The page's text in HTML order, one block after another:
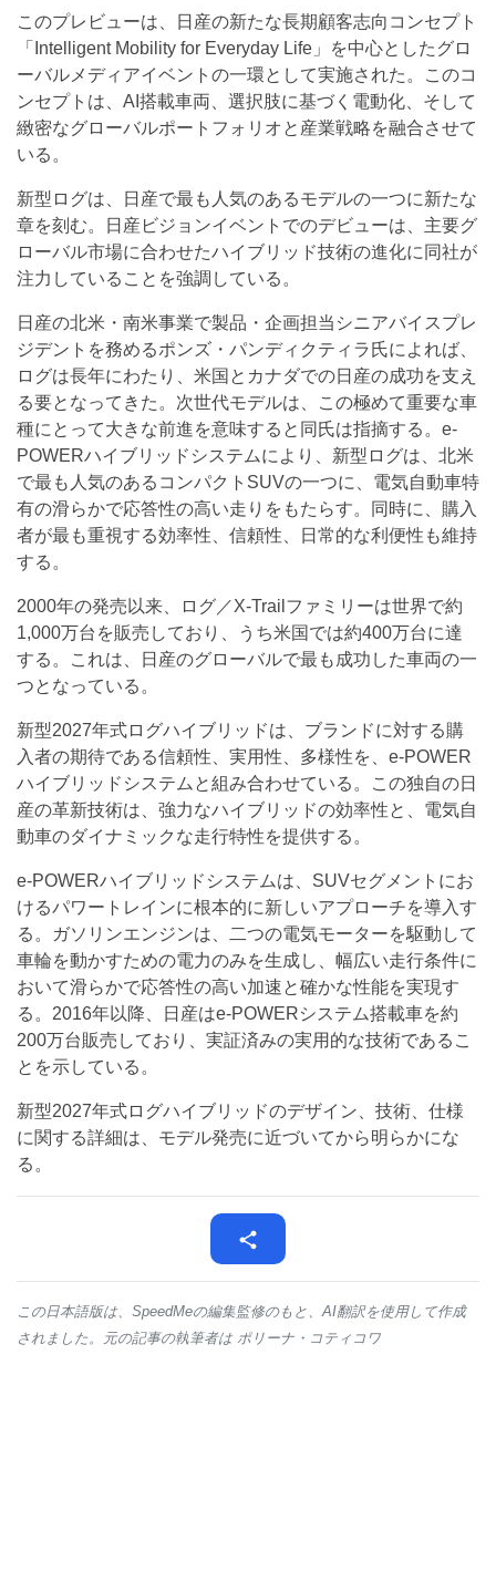
このプレビューは、日産の新たな長期顧客志向コンセプト
「Intelligent Mobility for Everyday Life」を中心としたグロ
ーバルメディアイベントの一環として実施された。このコ
ンセプトは、AI搭載車両、選択肢に基づく電動化、そして
緻密なグローバルポートフォリオと産業戦略を融合させて
いる。
新型ログは、日産で最も人気のあるモデルの一つに新たな
章を刻む。日産ビジョンイベントでのデビューは、主要グ
ローバル市場に合わせたハイブリッド技術の進化に同社が
注力していることを強調している。
日産の北米・南米事業で製品・企画担当シニアバイスプレ
ジデントを務めるポンズ・パンディクティラ氏によれば、
ログは長年にわたり、米国とカナダでの日産の成功を支え
る要となってきた。次世代モデルは、この極めて重要な車
種にとって大きな前進を意味すると同氏は指摘する。e-
POWERハイブリッドシステムにより、新型ログは、北米
で最も人気のあるコンパクトSUVの一つに、電気自動車特
有の滑らかで応答性の高い走りをもたらす。同時に、購入
者が最も重視する効率性、信頼性、日常的な利便性も維持
する。
2000年の発売以来、ログ／X-Trailファミリーは世界で約
1,000万台を販売しており、うち米国では約400万台に達
する。これは、日産のグローバルで最も成功した車両の一
つとなっている。
新型2027年式ログハイブリッドは、ブランドに対する購
入者の期待である信頼性、実用性、多様性を、e-POWER
ハイブリッドシステムと組み合わせている。この独自の日
産の革新技術は、強力なハイブリッドの効率性と、電気自
動車のダイナミックな走行特性を提供する。
e-POWERハイブリッドシステムは、SUVセグメントにお
けるパワートレインに根本的に新しいアプローチを導入す
る。ガソリンエンジンは、二つの電気モーターを駆動して
車輪を動かすための電力のみを生成し、幅広い走行条件に
おいて滑らかで応答性の高い加速と確かな性能を実現す
る。2016年以降、日産はe-POWERシステム搭載車を約
200万台販売しており、実証済みの実用的な技術であるこ
とを示している。
新型2027年式ログハイブリッドのデザイン、技術、仕様
に関する詳細は、モデル発売に近づいてから明らかにな
る。
この日本語版は、SpeedMeの編集監修のもと、AI翻訳を使用して作成
されました。元の記事の執筆者は ポリーナ・コティコワ